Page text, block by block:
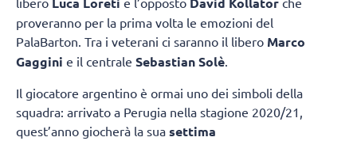
proveranno per la prima volta le emozioni del
PalaBarton. Tra i veterani ci saranno il libero Marco
Gaggini e il centrale Sebastian Solè.
Il giocatore argentino è ormai uno dei simboli della
squadra: arrivato a Perugia nella stagione 2020/21,
quest’anno giocherà la sua settima